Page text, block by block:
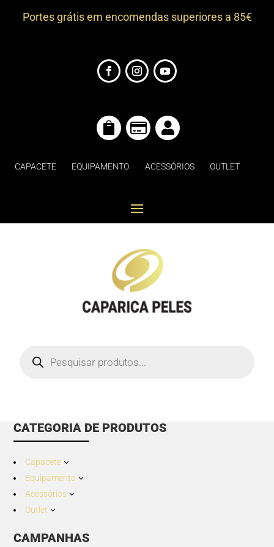
Portes grátis em encomendas superiores a 85€
  
CAPACETE EQUIPAMENTO ACESSÓRIOS OUTLET
search
CATEGORIA DE PRODUTOS
Capacete 3
Equipamento 3
Acessórios 3
Outlet 3
CAMPANHAS